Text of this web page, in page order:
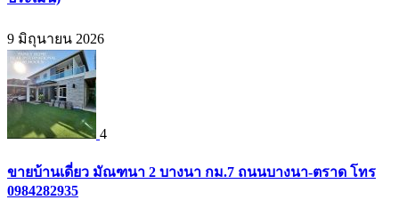
9 มิถุนายน 2026
4
ขายบ้านเดี่ยว มัณฑนา 2 บางนา กม.7 ถนนบางนา-ตราด โทร
0984282935